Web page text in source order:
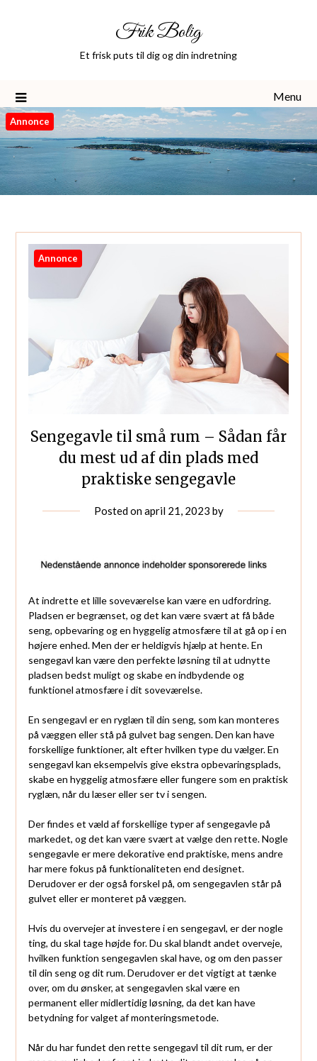
Frik Bolig
Et frisk puts til dig og din indretning
Menu
Annonce
Annonce
Sengegavle til små rum – Sådan får
du mest ud af din plads med
praktiske sengegavle
Posted onapril 21, 2023 by
At indrette et lille soveværelse kan være en udfordring.
Pladsen er begrænset, og det kan være svært at få både
seng, opbevaring og en hyggelig atmosfære til at gå op i en
højere enhed. Men der er heldigvis hjælp at hente. En
sengegavl kan være den perfekte løsning til at udnytte
pladsen bedst muligt og skabe en indbydende og
funktionel atmosfære i dit soveværelse.
En sengegavl er en ryglæn til din seng, som kan monteres
på væggen eller stå på gulvet bag sengen. Den kan have
forskellige funktioner, alt efter hvilken type du vælger. En
sengegavl kan eksempelvis give ekstra opbevaringsplads,
skabe en hyggelig atmosfære eller fungere som en praktisk
ryglæn, når du læser eller ser tv i sengen.
Der findes et væld af forskellige typer af sengegavle på
markedet, og det kan være svært at vælge den rette. Nogle
sengegavle er mere dekorative end praktiske, mens andre
har mere fokus på funktionaliteten end designet.
Derudover er der også forskel på, om sengegavlen står på
gulvet eller er monteret på væggen.
Hvis du overvejer at investere i en sengegavl, er der nogle
ting, du skal tage højde for. Du skal blandt andet overveje,
hvilken funktion sengegavlen skal have, og om den passer
til din seng og dit rum. Derudover er det vigtigt at tænke
over, om du ønsker, at sengegavlen skal være en
permanent eller midlertidig løsning, da det kan have
betydning for valget af monteringsmetode.
Når du har fundet den rette sengegavl til dit rum, er der